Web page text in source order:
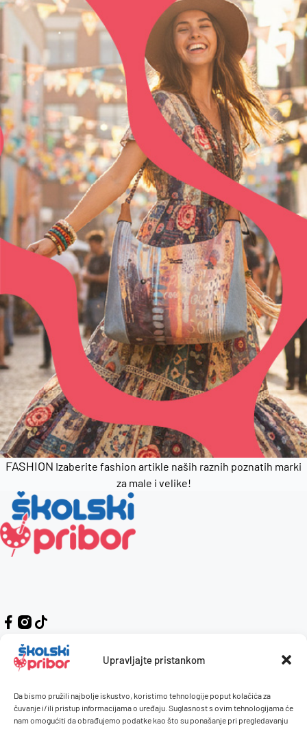
Upravljajte pristankom
Da bismo pružili najbolje iskustvo, koristimo tehnologije poput kolačića za
čuvanje i/ili pristup informacijama o uređaju. Suglasnost s ovim tehnologijama će
nam omogućiti da obrađujemo podatke kao što su ponašanje pri pregledavanju
FASHION Izaberite fashion artikle naših raznih poznatih marki
za male i velike!
Kontakt
O nama
Naručivanje i plaćanje
Uvjeti korištenja